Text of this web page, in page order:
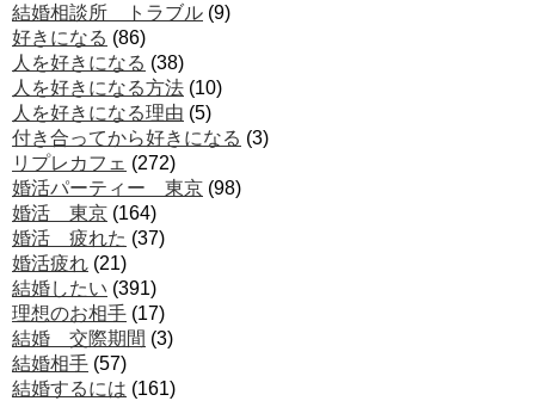
結婚相談所 トラブル (9)
好きになる (86)
人を好きになる (38)
人を好きになる方法 (10)
人を好きになる理由 (5)
付き合ってから好きになる (3)
リプレカフェ (272)
婚活パーティー 東京 (98)
婚活 東京 (164)
婚活 疲れた (37)
婚活疲れ (21)
結婚したい (391)
理想のお相手 (17)
結婚 交際期間 (3)
結婚相手 (57)
結婚するには (161)